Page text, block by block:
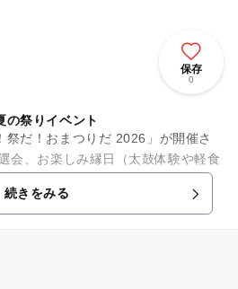
保存
0
の祭りイベント
祭だ！おまつりだ 2026」が開催さ
会、お楽しみ縁日（太鼓体験や軽食
。 太鼓体験は11:30～12:00の予定
続きをみる